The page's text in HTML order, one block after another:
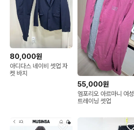
80,000원
아디다스 네이비 셋업 자
켓 바지
55,000원
엠포리오 아르마니 여성
트레이닝 셋업